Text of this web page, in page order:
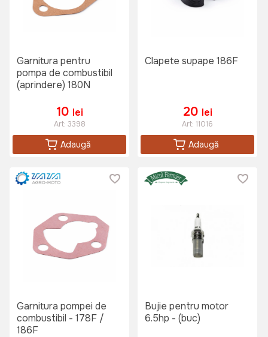
Garnitura pentru
pompa de combustibil
(aprindere) 180N
10 lei
Art: 3398
Adaugă
Clapete supape 186F
20 lei
Art: 11016
Adaugă
Garnitura pompei de
combustibil - 178F /
186F
Bujie pentru motor
6.5hp - (buc)